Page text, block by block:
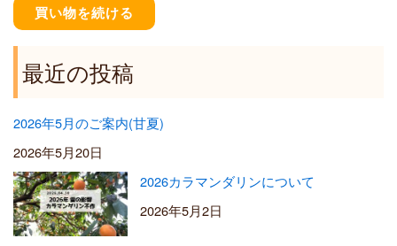
買い物を続ける
最近の投稿
2026年5月のご案内(甘夏)
2026年5月20日
2026カラマンダリンについて
2026年5月2日